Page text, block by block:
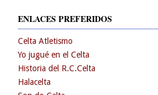
ENLACES PREFERIDOS
Celta Atletismo
Yo jugué en el Celta
Historia del R.C.Celta
Halacelta